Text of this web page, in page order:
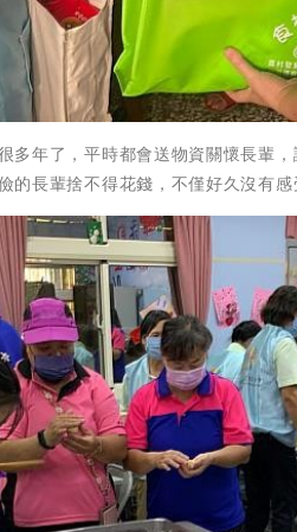
多年了，平時都會送物資關懷長輩
長輩捨不得花錢，不僅好久沒有